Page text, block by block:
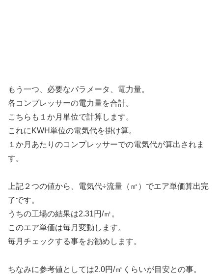
もう一つ、必要なパラメータ、電力量。
各コンプレッサーの電力量を合計。
こちらも１か月単位で計算します。
これにKWH単位の電気代を掛け算。
１か月あたりのコンプレッサーでの電気代が算出されま
す。
上記２つの値から、電気代÷流量（㎥）でエア単価算出完
了です。
うちの工場の結果は2.31円/㎥。
このエア単価は毎月変動します。
毎月チェックする事をお勧めします。
ちなみに参考値としては2.0円/㎥くらいが目安との事。